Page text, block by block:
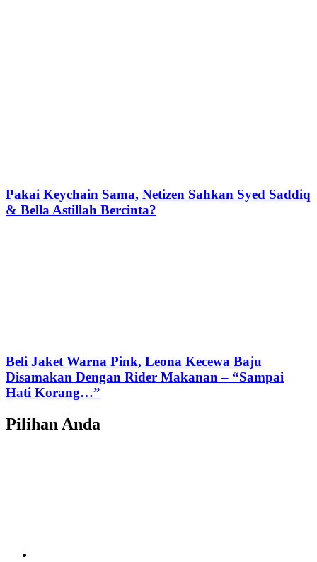
Pakai Keychain Sama, Netizen Sahkan Syed Saddiq
& Bella Astillah Bercinta?
Beli Jaket Warna Pink, Leona Kecewa Baju
Disamakan Dengan Rider Makanan – “Sampai
Hati Korang…”
Pilihan Anda